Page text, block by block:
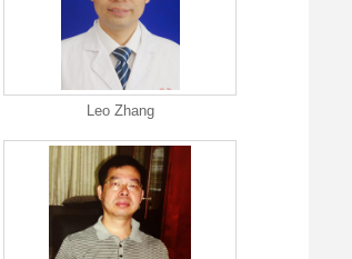
Leo Zhang